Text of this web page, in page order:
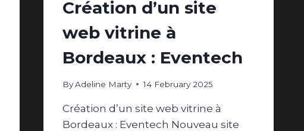
Création d’un site
web vitrine à
Bordeaux : Eventech
By Adeline Marty 14 February 2025
Création d’un site web vitrine à
Bordeaux : Eventech Nouveau site